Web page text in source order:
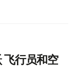
飞行员和空